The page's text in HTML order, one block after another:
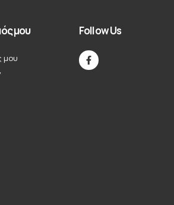
μου
μου
Follow Us